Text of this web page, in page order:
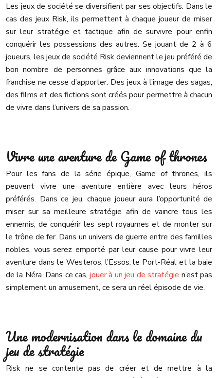
Les jeux de société se diversifient par ses objectifs. Dans le
cas des jeux Risk, ils permettent à chaque joueur de miser
sur leur stratégie et tactique afin de survivre pour enfin
conquérir les possessions des autres. Se jouant de 2 à 6
joueurs, les jeux de société Risk deviennent le jeu préféré de
bon nombre de personnes grâce aux innovations que la
franchise ne cesse d’apporter. Des jeux à l’image des sagas,
des films et des fictions sont créés pour permettre à chacun
de vivre dans l’univers de sa passion.
Vivre une aventure de Game of thrones
Pour les fans de la série épique, Game of thrones, ils
peuvent vivre une aventure entière avec leurs héros
préférés. Dans ce jeu, chaque joueur aura l’opportunité de
miser sur sa meilleure stratégie afin de vaincre tous les
ennemis, de conquérir les sept royaumes et de monter sur
le trône de fer. Dans un univers de guerre entre des familles
nobles, vous serez emporté par leur cause pour vivre leur
aventure dans le Westeros, l’Essos, le Port-Réal et la baie
de la Néra. Dans ce cas, jouer à un jeu de stratégie n’est pas
simplement un amusement, ce sera un réel épisode de vie.
Une modernisation dans le domaine du
jeu de stratégie
Risk ne se contente pas de créer et de mettre à la